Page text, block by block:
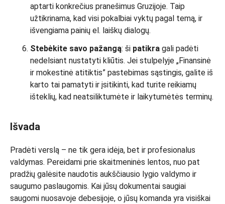
aptarti konkrečius pranešimus Gruzijoje. Taip
užtikrinama, kad visi pokalbiai vyktų pagal temą, ir
išvengiama painių el. laiškų dialogų.
Stebėkite savo pažangą: ši patikra gali padėti
nedelsiant nustatyti kliūtis. Jei stulpelyje „Finansinė
ir mokestinė atitiktis” pastebimas sąstingis, galite iš
karto tai pamatyti ir įsitikinti, kad turite reikiamų
išteklių, kad neatsiliktumėte ir laikytumėtės terminų.
Išvada
Pradėti verslą – ne tik gera idėja, bet ir profesionalus
valdymas. Pereidami prie skaitmeninės lentos, nuo pat
pradžių galėsite naudotis aukščiausio lygio valdymo ir
saugumo paslaugomis. Kai jūsų dokumentai saugiai
saugomi nuosavoje debesijoje, o jūsų komanda yra visiškai